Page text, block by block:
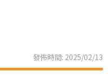
發佈時間: 2025/02/13